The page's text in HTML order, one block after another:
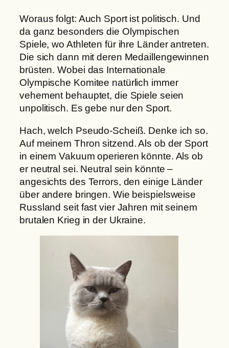
Woraus folgt: Auch Sport ist politisch. Und
da ganz besonders die Olympischen
Spiele, wo Athleten für ihre Länder antreten.
Die sich dann mit deren Medaillengewinnen
brüsten. Wobei das Internationale
Olympische Komitee natürlich immer
vehement behauptet, die Spiele seien
unpolitisch. Es gebe nur den Sport.
Hach, welch Pseudo-Scheiß. Denke ich so.
Auf meinem Thron sitzend. Als ob der Sport
in einem Vakuum operieren könnte. Als ob
er neutral sei. Neutral sein könnte –
angesichts des Terrors, den einige Länder
über andere bringen. Wie beispielsweise
Russland seit fast vier Jahren mit seinem
brutalen Krieg in der Ukraine.